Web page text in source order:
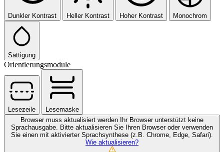
Dunkler Kontrast Heller Kontrast Hoher Kontrast Monochrom
Sättigung
Orientierungsmodule
Lesezeile
Lesemaske
Browser muss aktualisiert werden Ihr Browser unterstützt keine
Sprachausgabe. Bitte aktualisieren Sie Ihren Browser oder verwenden
Sie einen mit aktivierter Sprachsynthese (z.B. Chrome, Edge, Safari).
Wie aktualisieren?